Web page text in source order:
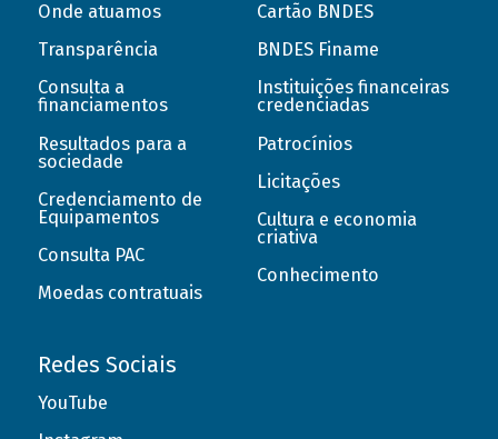
Onde atuamos
Transparência
Consulta a
financiamentos
Resultados para a
sociedade
Credenciamento de
Equipamentos
Consulta PAC
Moedas contratuais
Cartão BNDES
BNDES Finame
Instituições financeiras
credenciadas
Patrocínios
Licitações
Cultura e economia
criativa
Conhecimento
Redes Sociais
YouTube